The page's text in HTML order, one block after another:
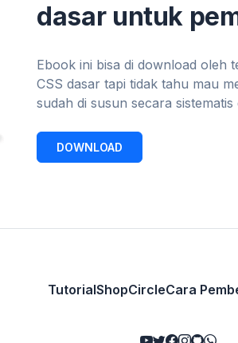
dasar untuk
Ebook ini bisa di download oleh
CSS dasar tapi tidak tahu mau
sudah di susun secara
DOWNLOAD
TutorialShopCircleCara